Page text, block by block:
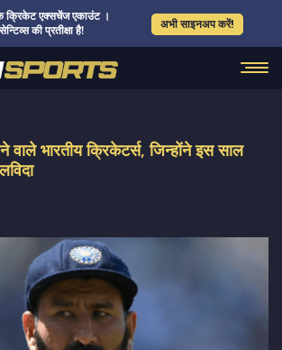
क्रिकेट एक्सचेंज एकाउंट ।
की प्रतीक्षा है!
अभी साइनअप करें!
भारतीय क्रिकेटर्स, जिन्होंने इस साल